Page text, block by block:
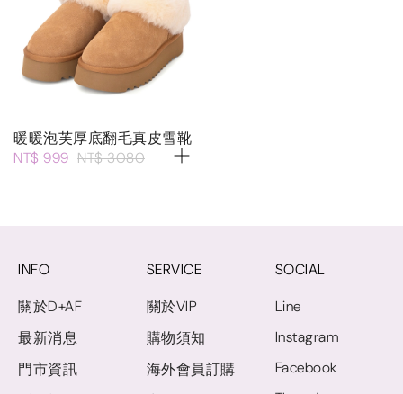
暖暖泡芙厚底翻毛真皮雪靴
NT$ 999 NT$ 3080
INFO
關於D+AF
最新消息
門市資訊
SERVICE
關於VIP
購物須知
海外會員訂購
SOCIAL
Line
Instagram
Facebook